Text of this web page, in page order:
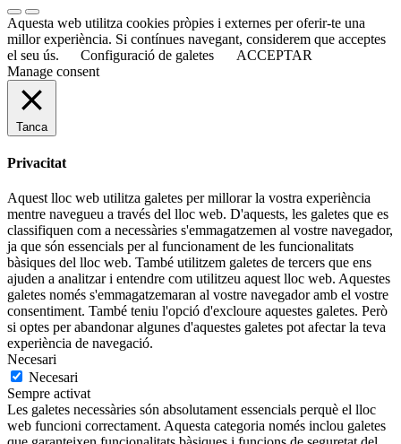
Aquesta web utilitza cookies pròpies i externes per oferir-te una
millor experiència. Si contínues navegant, considerem que acceptes
el seu ús.
Configuració de galetes
ACCEPTAR
Manage consent
Tanca
Privacitat
Aquest lloc web utilitza galetes per millorar la vostra experiència
mentre navegueu a través del lloc web. D'aquests, les galetes que es
classifiquen com a necessàries s'emmagatzemen al vostre navegador,
ja que són essencials per al funcionament de les funcionalitats
bàsiques del lloc web. També utilitzem galetes de tercers que ens
ajuden a analitzar i entendre com utilitzeu aquest lloc web. Aquestes
galetes només s'emmagatzemaran al vostre navegador amb el vostre
consentiment. També teniu l'opció d'excloure aquestes galetes. Però
si optes per abandonar algunes d'aquestes galetes pot afectar la teva
experiència de navegació.
Necesari
Necesari
Sempre activat
Les galetes necessàries són absolutament essencials perquè el lloc
web funcioni correctament. Aquesta categoria només inclou galetes